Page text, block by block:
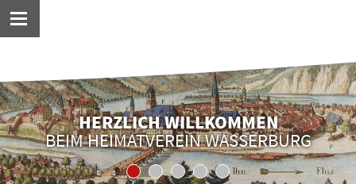
1 2 3 4 5
HERZLICH WILLKOMMEN
BEIM HEIMATVEREIN WASSERBURG